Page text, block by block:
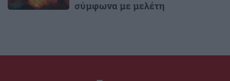
σύμφωνα με μελέτη